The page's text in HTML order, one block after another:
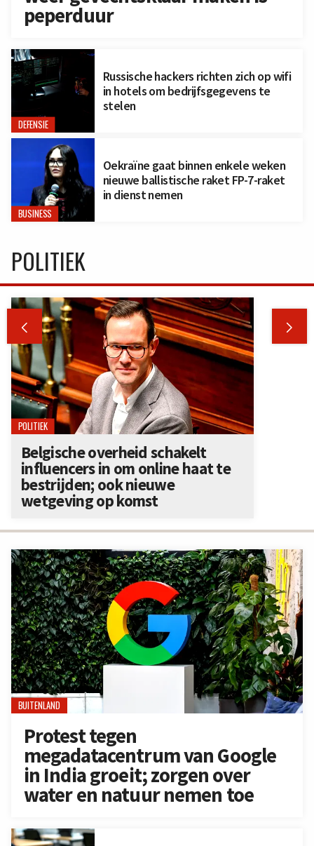
peperduur
DEFENSIE
Russische hackers richten zich op wifi
in hotels om bedrijfsgegevens te
stelen
BUSINESS
Oekraïne gaat binnen enkele weken
nieuwe ballistische raket FP-7-raket
in dienst nemen
BUITENLAND
Protest tegen
megadatacentrum van Google
in India groeit; zorgen over
water en natuur nemen toe
POLITIEK
 
POLITIEK
Belgische overheid schakelt
influencers in om online haat te
bestrijden; ook nieuwe
wetgeving op komst